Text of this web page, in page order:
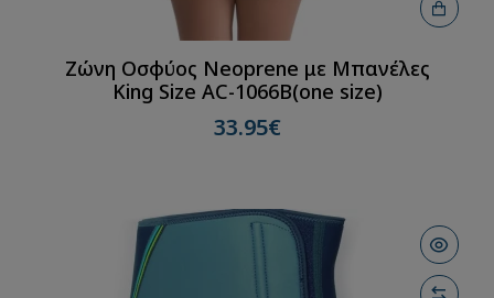
Ζώνη Οσφύος Neoprene με Μπανέλες
King Size AC-1066B(one size)
33.95€